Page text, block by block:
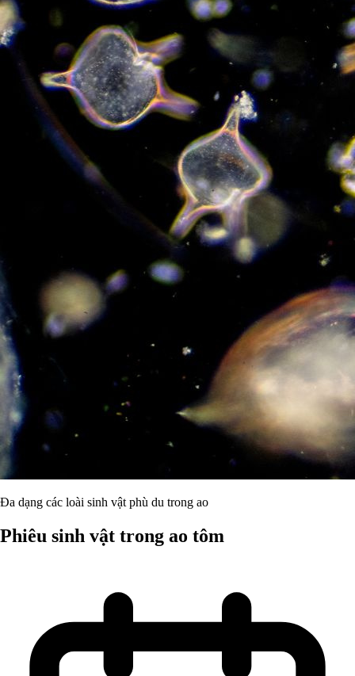
Đa dạng các loài sinh vật phù du trong ao
Phiêu sinh vật trong ao tôm